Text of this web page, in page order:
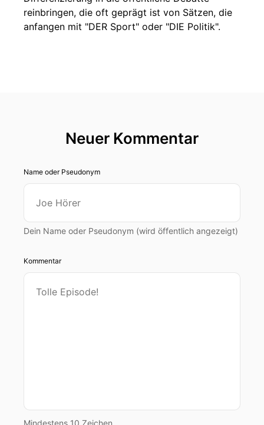
reinbringen, die oft geprägt ist von Sätzen, die
anfangen mit "DER Sport" oder "DIE Politik".
Neuer Kommentar
Name oder Pseudonym
Dein Name oder Pseudonym (wird öffentlich angezeigt)
Kommentar
Mindestens 10 Zeichen